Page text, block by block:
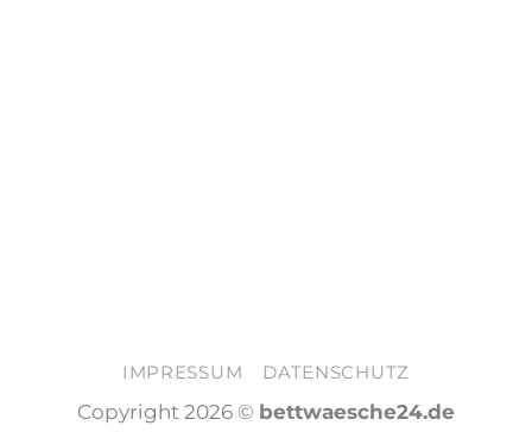
IMPRESSUM DATENSCHUTZ
Copyright 2026 © bettwaesche24.de